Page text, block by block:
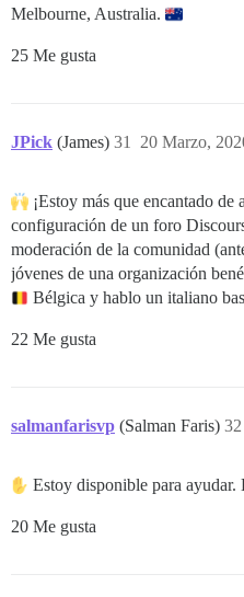
Melbourne, Australia.
25 Me gusta
JPick (James) 20 Marzo,
31
¡Estoy más que encantado
configuración de un foro
moderación de la comunidad
jóvenes de una organización
Bélgica y hablo un italiano
22 Me gusta
salmanfarisvp (Salman Faris) 32
Estoy disponible para
20 Me gusta